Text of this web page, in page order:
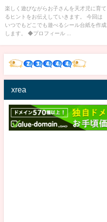
楽しく遊びながらお子さんを天才児に育て
るヒントをお伝えしていきます。 今回は
いつでもどこでも遊べるシール台紙を作成
します。 ◆プロフィール ...
xrea